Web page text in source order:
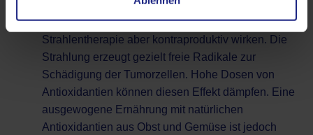
allgemein als gesund, können bei einer
übermäßigen Supplementierung während einer
Strahlentherapie aber kontraproduktiv wirken. Die
Strahlung erzeugt gezielt freie Radikale zur
Schädigung der Tumorzellen. Hohe Dosen von
Antioxidantien können diesen Effekt dämpfen. Eine
ausgewogene Ernährung mit natürlichen
Antioxidantien aus Obst und Gemüse ist jedoch